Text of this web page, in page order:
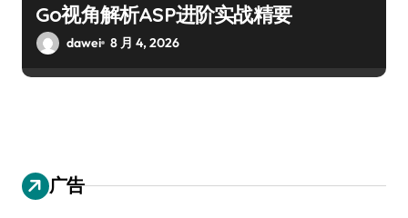
Go视角解析ASP进阶实战精要
dawei 8 月 4, 2026
广告